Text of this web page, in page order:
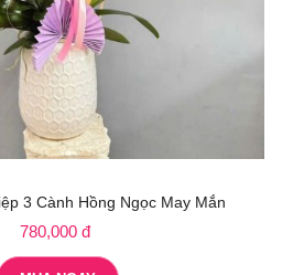
3 Cành Hồng Ngọc May Mắn
780,000 đ